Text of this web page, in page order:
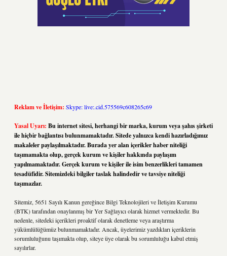
Reklam ve İletişim: Skype: live:.cid.575569c608265c69
Yasal Uyarı: Bu internet sitesi, herhangi bir marka, kurum veya şahıs şirketi
ile hiçbir bağlantısı bulunmamaktadır. Sitede yalnızca kendi hazırladığımız
makaleler paylaşılmaktadır. Burada yer alan içerikler haber niteliği
taşımamakta olup, gerçek kurum ve kişiler hakkında paylaşım
yapılmamaktadır. Gerçek kurum ve kişiler ile isim benzerlikleri tamamen
tesadüfidir. Sitemizdeki bilgiler taslak halindedir ve tavsiye niteliği
taşımazlar.
Sitemiz, 5651 Sayılı Kanun gereğince Bilgi Teknolojileri ve İletişim Kurumu
(BTK) tarafından onaylanmış bir Yer Sağlayıcı olarak hizmet vermektedir. Bu
nedenle, sitedeki içerikleri proaktif olarak denetleme veya araştırma
yükümlülüğümüz bulunmamaktadır. Ancak, üyelerimiz yazdıkları içeriklerin
sorumluluğunu taşımakta olup, siteye üye olarak bu sorumluluğu kabul etmiş
sayılırlar.